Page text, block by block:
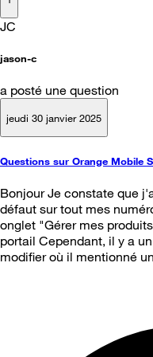
JC
jason-c
a posté une question
jeudi 30 janvier 2025
Questions sur Orange Mobile
Bonjour Je constate que
défaut sur tout mes
onglet "Gérer mes
portail Cependant, il y a
modifier où il mentionné